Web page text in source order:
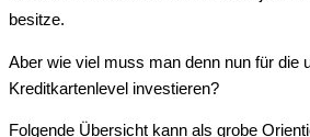
besitze.
Aber wie viel muss man denn nun für die
Kreditkartenlevel investieren?
Folgende Übersicht kann als grobe